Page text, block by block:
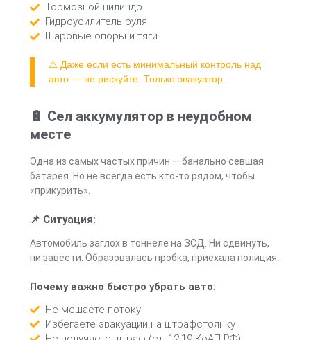
Тормозной цилиндр
Гидроусилитель руля
Шаровые опоры и тяги
⚠️ Даже если есть минимальный контроль над
авто — не рискуйте. Только эвакуатор.
🔋 Сел аккумулятор в неудобном
месте
Одна из самых частых причин — банально севшая
батарея. Но не всегда есть кто-то рядом, чтобы
«прикурить».
📌 Ситуация:
Автомобиль заглох в тоннеле на ЗСД. Ни сдвинуть,
ни завести. Образовалась пробка, приехала полиция.
Почему важно быстро убрать авто:
Не мешаете потоку
Избегаете эвакуации на штрафстоянку